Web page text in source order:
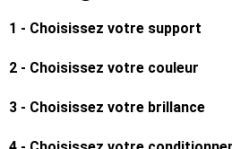
1 - Choisissez votre support
2 - Choisissez votre couleur
3 - Choisissez votre brillance